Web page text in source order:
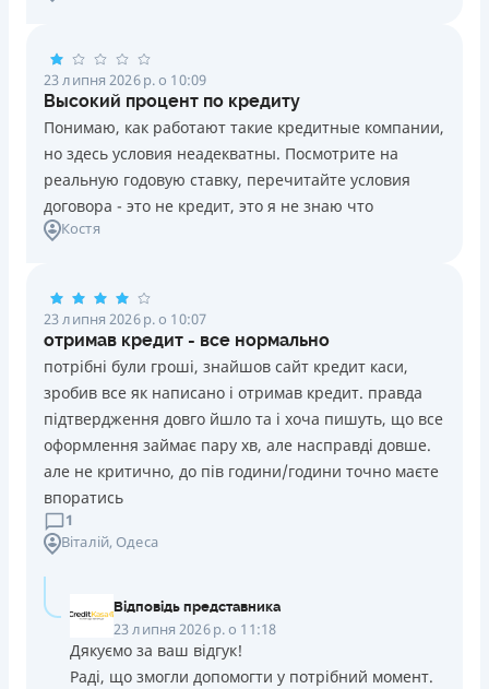
23 липня 2026 р. о 10:09
Высокий процент по кредиту
Понимаю, как работают такие кредитные компании,
но здесь условия неадекватны. Посмотрите на
реальную годовую ставку, перечитайте условия
договора - это не кредит, это я не знаю что
Костя
23 липня 2026 р. о 10:07
отримав кредит - все нормально
потрібні були гроші, знайшов сайт кредит каси,
зробив все як написано і отримав кредит. правда
підтвердження довго йшло та і хоча пишуть, що все
оформлення займає пару хв, але насправді довше.
але не критично, до пів години/години точно маєте
впоратись
1
Віталій, Одеса
Відповідь представника
23 липня 2026 р. о 11:18
Дякуємо за ваш відгук!
Раді, що змогли допомогти у потрібний момент.